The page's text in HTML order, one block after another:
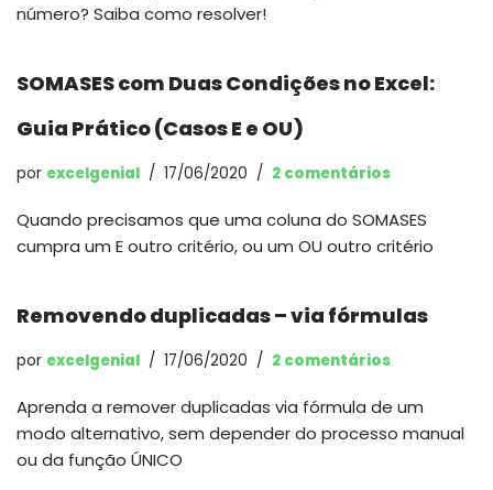
número? Saiba como resolver!
SOMASES com Duas Condições no Excel:
Guia Prático (Casos E e OU)
por excelgenial 17/06/2020 2 comentários
Quando precisamos que uma coluna do SOMASES
cumpra um E outro critério, ou um OU outro critério
Removendo duplicadas – via fórmulas
por excelgenial 17/06/2020 2 comentários
Aprenda a remover duplicadas via fórmula de um
modo alternativo, sem depender do processo manual
ou da função ÚNICO